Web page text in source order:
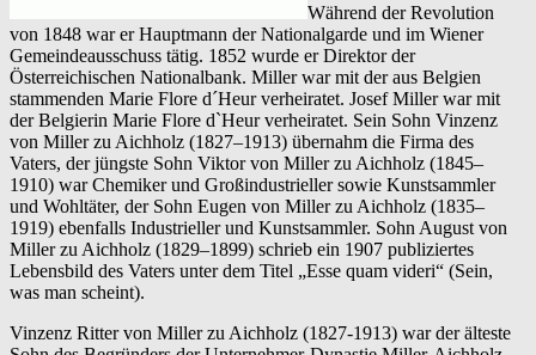
Während der Revolution
von 1848 war er Hauptmann der Nationalgarde und im Wiener
Gemeindeausschuss tätig. 1852 wurde er Direktor der
Österreichischen Nationalbank. Miller war mit der aus Belgien
stammenden Marie Flore d´Heur verheiratet. Josef Miller war mit
der Belgierin Marie Flore d`Heur verheiratet. Sein Sohn Vinzenz
von Miller zu Aichholz (1827–1913) übernahm die Firma des
Vaters, der jüngste Sohn Viktor von Miller zu Aichholz (1845–
1910) war Chemiker und Großindustrieller sowie Kunstsammler
und Wohltäter, der Sohn Eugen von Miller zu Aichholz (1835–
1919) ebenfalls Industrieller und Kunstsammler. Sohn August von
Miller zu Aichholz (1829–1899) schrieb ein 1907 publiziertes
Lebensbild des Vaters unter dem Titel „Esse quam videri“ (Sein,
was man scheint).
Vinzenz Ritter von Miller zu Aichholz (1827-1913) war der älteste